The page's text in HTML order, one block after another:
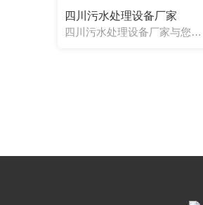
四川污水处理设备厂家
四川污水处理设备厂家与您介绍市政污水处理设备组成及特点：市政生活污水处理设备主要用于处理生活污水。主要处理手段是采用成熟的生化处理技术与氧化池接触。水质设计参数按污水进水生化需氧量250毫克/升、出水...